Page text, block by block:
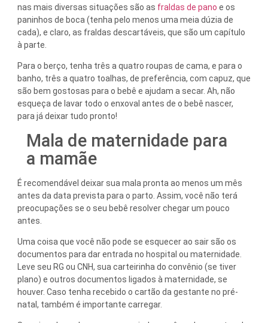
nas mais diversas situações são as fraldas de pano e os
paninhos de boca (tenha pelo menos uma meia dúzia de
cada), e claro, as fraldas descartáveis, que são um capítulo
à parte.
Para o berço, tenha três a quatro roupas de cama, e para o
banho, três a quatro toalhas, de preferência, com capuz, que
são bem gostosas para o bebê e ajudam a secar. Ah, não
esqueça de lavar todo o enxoval antes de o bebê nascer,
para já deixar tudo pronto!
Mala de maternidade para
a mamãe
É recomendável deixar sua mala pronta ao menos um mês
antes da data prevista para o parto. Assim, você não terá
preocupações se o seu bebê resolver chegar um pouco
antes.
Uma coisa que você não pode se esquecer ao sair são os
documentos para dar entrada no hospital ou maternidade.
Leve seu RG ou CNH, sua carteirinha do convênio (se tiver
plano) e outros documentos ligados à maternidade, se
houver. Caso tenha recebido o cartão da gestante no pré-
natal, também é importante carregar.